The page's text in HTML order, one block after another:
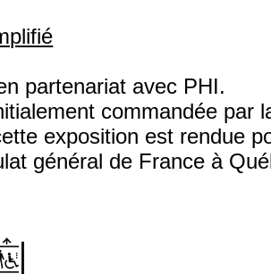
partenariat avec PHI.
commandée par
exposition est rendue
général de France à